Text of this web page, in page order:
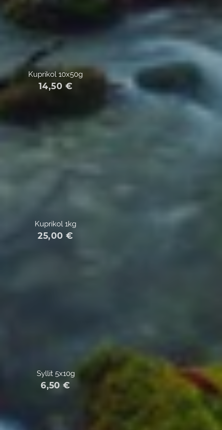
Kuprikol 10x50g
14,50 €
Kuprikol 1kg
25,00 €
Syllit 5x10g
6,50 €